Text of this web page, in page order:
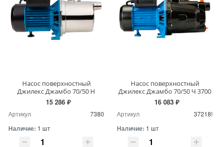
Насос поверхностный
Джилекс Джамбо 70/50 Н
15 286 ₽
Артикул 7380
Наличие: 1 шт
Насос поверхностный
Джилекс Джамбо 70/50 Ч 3700
16 083 ₽
Артикул 37218!
Наличие: 1 шт